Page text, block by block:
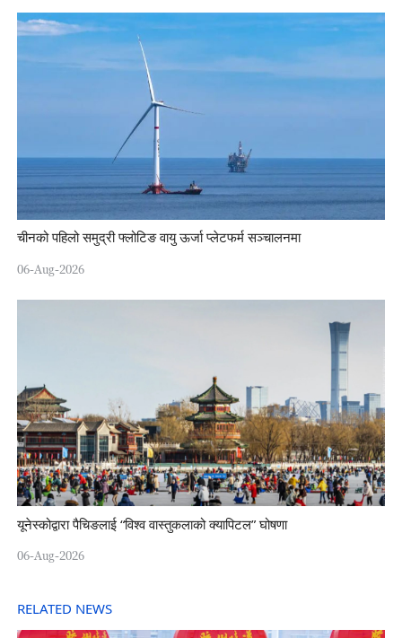
चीनको पहिलो समुद्री फ्लोटिङ वायु ऊर्जा प्लेटफर्म सञ्चालनमा
06-Aug-2026
यूनेस्कोद्वारा पैचिङलाई “विश्व वास्तुकलाको क्यापिटल” घोषणा
06-Aug-2026
RELATED NEWS